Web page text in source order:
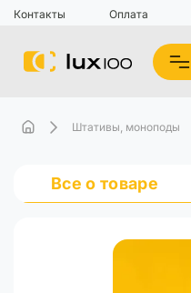
Контакты Оплата
Штативы, моноподы
Все о товаре